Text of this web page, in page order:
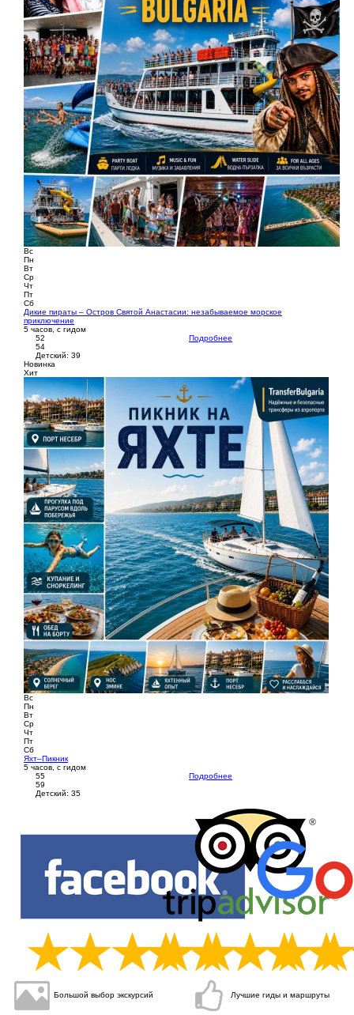
Вс
Пн
Вт
Ср
Чт
Пт
Сб
Дикие пираты – Остров Святой Анастасии: незабываемое морское
приключение
5 часов, с гидом
52
54
Детский: 39
Подробнее
Новинка
Хит
Вс
Пн
Вт
Ср
Чт
Пт
Сб
Яхт–Пикник
5 часов, с гидом
55
59
Детский: 35
Подробнее
Большой выбор экскурсий Лучшие гиды и маршруты